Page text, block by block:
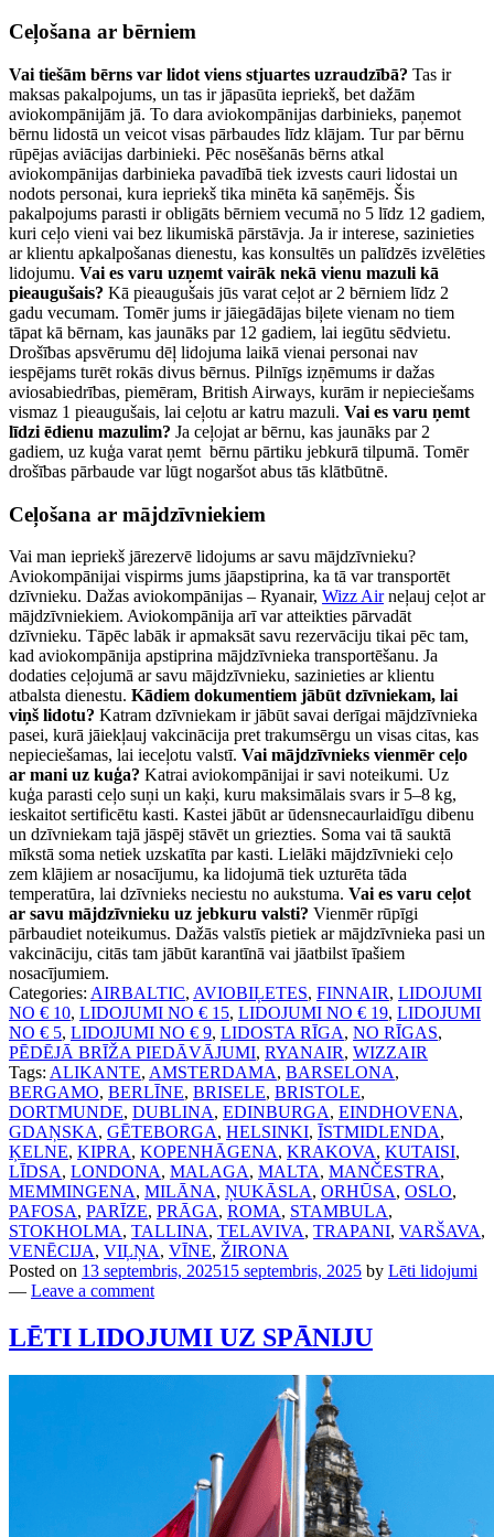
Ceļošana ar bērniem
Vai tiešām bērns var lidot viens stjuartes uzraudzībā? Tas ir
maksas pakalpojums, un tas ir jāpasūta iepriekš, bet dažām
aviokompānijām jā. To dara aviokompānijas darbinieks, paņemot
bērnu lidostā un veicot visas pārbaudes līdz klājam. Tur par bērnu
rūpējas aviācijas darbinieki. Pēc nosēšanās bērns atkal
aviokompānijas darbinieka pavadībā tiek izvests cauri lidostai un
nodots personai, kura iepriekš tika minēta kā saņēmējs. Šis
pakalpojums parasti ir obligāts bērniem vecumā no 5 līdz 12 gadiem,
kuri ceļo vieni vai bez likumiskā pārstāvja. Ja ir interese, sazinieties
ar klientu apkalpošanas dienestu, kas konsultēs un palīdzēs izvēlēties
lidojumu. Vai es varu uzņemt vairāk nekā vienu mazuli kā
pieaugušais? Kā pieaugušais jūs varat ceļot ar 2 bērniem līdz 2
gadu vecumam. Tomēr jums ir jāiegādājas biļete vienam no tiem
tāpat kā bērnam, kas jaunāks par 12 gadiem, lai iegūtu sēdvietu.
Drošības apsvērumu dēļ lidojuma laikā vienai personai nav
iespējams turēt rokās divus bērnus. Pilnīgs izņēmums ir dažas
aviosabiedrības, piemēram, British Airways, kurām ir nepieciešams
vismaz 1 pieaugušais, lai ceļotu ar katru mazuli. Vai es varu ņemt
līdzi ēdienu mazulim? Ja ceļojat ar bērnu, kas jaunāks par 2
gadiem, uz kuģa varat ņemt bērnu pārtiku jebkurā tilpumā. Tomēr
drošības pārbaude var lūgt nogaršot abus tās klātbūtnē.
Ceļošana ar mājdzīvniekiem
Vai man iepriekš jārezervē lidojums ar savu mājdzīvnieku?
Aviokompānijai vispirms jums jāapstiprina, ka tā var transportēt
dzīvnieku. Dažas aviokompānijas – Ryanair, Wizz Airneļauj ceļot ar
mājdzīvniekiem. Aviokompānija arī var atteikties pārvadāt
dzīvnieku. Tāpēc labāk ir apmaksāt savu rezervāciju tikai pēc tam,
kad aviokompānija apstiprina mājdzīvnieka transportēšanu. Ja
dodaties ceļojumā ar savu mājdzīvnieku, sazinieties ar klientu
atbalsta dienestu. Kādiem dokumentiem jābūt dzīvniekam, lai
viņš lidotu? Katram dzīvniekam ir jābūt savai derīgai mājdzīvnieka
pasei, kurā jāiekļauj vakcinācija pret trakumsērgu un visas citas, kas
nepieciešamas, lai ieceļotu valstī. Vai mājdzīvnieks vienmēr ceļo
ar mani uz kuģa? Katrai aviokompānijai ir savi noteikumi. Uz
kuģa parasti ceļo suņi un kaķi, kuru maksimālais svars ir 5–8 kg,
ieskaitot sertificētu kasti. Kastei jābūt ar ūdensnecaurlaidīgu dibenu
un dzīvniekam tajā jāspēj stāvēt un griezties. Soma vai tā sauktā
mīkstā soma netiek uzskatīta par kasti. Lielāki mājdzīvnieki ceļo
zem klājiem ar nosacījumu, ka lidojumā tiek uzturēta tāda
temperatūra, lai dzīvnieks neciestu no aukstuma. Vai es varu ceļot
ar savu mājdzīvnieku uz jebkuru valsti? Vienmēr rūpīgi
pārbaudiet noteikumus. Dažās valstīs pietiek ar mājdzīvnieka pasi un
vakcināciju, citās tam jābūt karantīnā vai jāatbilst īpašiem
nosacījumiem.
Categories: AIRBALTIC, AVIOBIĻETES, FINNAIR, LIDOJUMI
NO € 10, LIDOJUMI NO € 15, LIDOJUMI NO € 19, LIDOJUMI
NO € 5, LIDOJUMI NO € 9, LIDOSTA RĪGA, NO RĪGAS,
PĒDĒJĀ BRĪŽA PIEDĀVĀJUMI, RYANAIR, WIZZAIR
Tags: ALIKANTE, AMSTERDAMA, BARSELONA,
BERGAMO, BERLĪNE, BRISELE, BRISTOLE,
DORTMUNDE, DUBLINA, EDINBURGA, EINDHOVENA,
GDAŅSKA, GĒTEBORGA, HELSINKI, ĪSTMIDLENDA,
ĶELNE, KIPRA, KOPENHĀGENA, KRAKOVA, KUTAISI,
LĪDSA, LONDONA, MALAGA, MALTA, MANČESTRA,
MEMMINGENA, MILĀNA, ŅUKĀSLA, ORHŪSA, OSLO,
PAFOSA, PARĪZE, PRĀGA, ROMA, STAMBULA,
STOKHOLMA, TALLINA, TELAVIVA, TRAPANI, VARŠAVA,
VENĒCIJA, VIĻŅA, VĪNE, ŽIRONA
Posted on 13 septembris, 202515 septembris, 2025 by Lēti lidojumi
— Leave a comment
LĒTI LIDOJUMI UZ SPĀNIJU